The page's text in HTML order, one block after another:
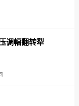
调幅翻转犁